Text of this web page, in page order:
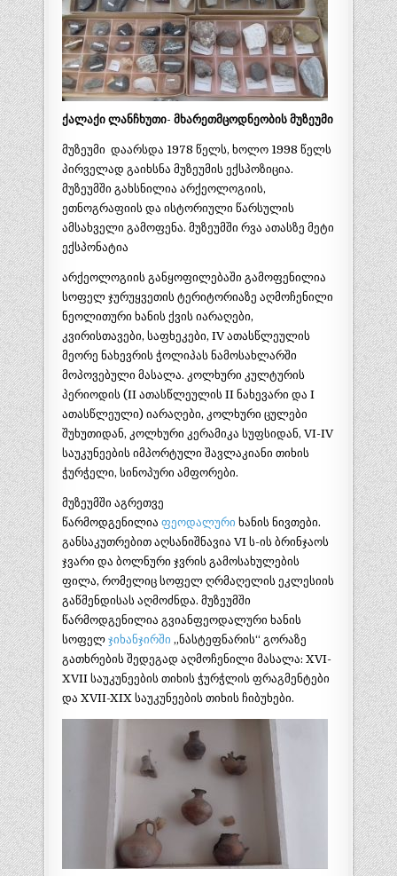
ქალაქი ლანჩხუთი- მხარეთმცოდნეობის მუზეუმი
მუზეუმი დაარსდა 1978 წელს, ხოლო 1998 წელს
პირველად გაიხსნა მუზეუმის ექსპოზიცია.
მუზეუმში გახსნილია არქეოლოგიის,
ეთნოგრაფიის და ისტორიული წარსულის
ამსახველი გამოფენა. მუზეუმში რვა ათასზე მეტი
ექსპონატია
არქეოლოგიის განყოფილებაში გამოფენილია
სოფელ ჯურუყვეთის ტერიტორიაზე აღმოჩენილი
ნეოლითური ხანის ქვის იარაღები,
კვირისთავები, საფხეკები, IV ათასწლეულის
მეორე ნახევრის ჭოლიპას ნამოსახლარში
მოპოვებული მასალა. კოლხური კულტურის
პერიოდის (II ათასწლეულის II ნახევარი და I
ათასწლეული) იარაღები, კოლხური ცულები
შუხუთიდან, კოლხური კერამიკა სუფსიდან, VI-IV
საუკუნეების იმპორტული შავლაკიანი თიხის
ჭურჭელი, სინოპური ამფორები.
მუზეუმში აგრეთვე
წარმოდგენილია ფეოდალური ხანის ნივთები.
განსაკუთრებით აღსანიშნავია VI ს-ის ბრინჯაოს
ჯვარი და ბოლნური ჯვრის გამოსახულების
ფილა, რომელიც სოფელ ღრმაღელის ეკლესიის
გაწმენდისას აღმოძნდა. მუზეუმში
წარმოდგენილია გვიანფეოდალური ხანის
სოფელ ჯიხანჯირში „ნასტეფნარის“ გორაზე
გათხრების შედეგად აღმოჩენილი მასალა: XVI-
XVII საუკუნეების თიხის ჭურჭლის ფრაგმენტები
და XVII-XIX საუკუნეების თიხის ჩიბუხები.